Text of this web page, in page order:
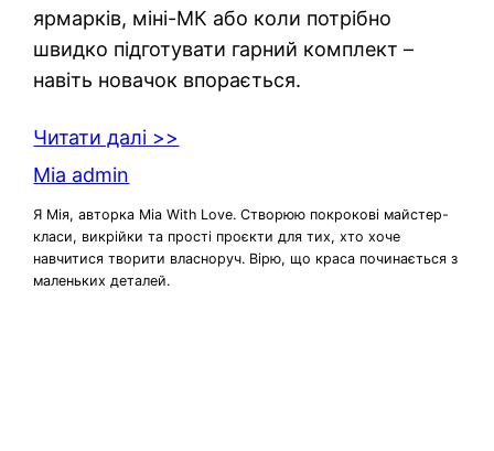
ярмарків, міні-МК або коли потрібно
швидко підготувати гарний комплект –
навіть новачок впорається.
Читати далі >>
Mia admin
Я Мія, авторка Mia With Love. Створюю покрокові майстер-
класи, викрійки та прості проєкти для тих, хто хоче
навчитися творити власноруч. Вірю, що краса починається з
маленьких деталей.